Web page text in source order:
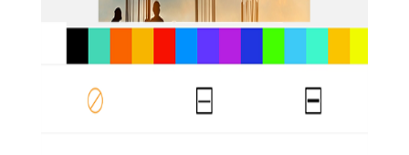
5. 定位功能：内置精准的定位功能，支持访问相机上传现场
【施工相机app亮点】
1. 实时性：支持实时拍照和记录，确保施工现场的情况能够